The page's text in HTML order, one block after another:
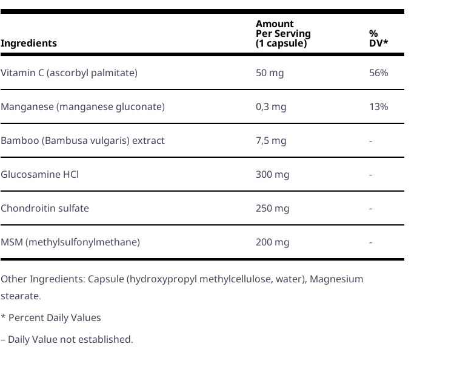
Ingredients
Amount
Per Serving
(1 capsule)
%
DV*
Vitamin C(ascorbyl palmitate) 50 mg 56%
Manganese(manganese gluconate) 0,3 mg 13%
Bamboo (Bambusa vulgaris) extract 7,5 mg -
Glucosamine HCl 300 mg -
Chondroitin sulfate 250 mg -
MSM (methylsulfonylmethane) 200 mg -
Other Ingredients: Capsule (hydroxypropyl methylcellulose, water), Magnesium
stearate.
* Percent Daily Values
– Daily Value not established.